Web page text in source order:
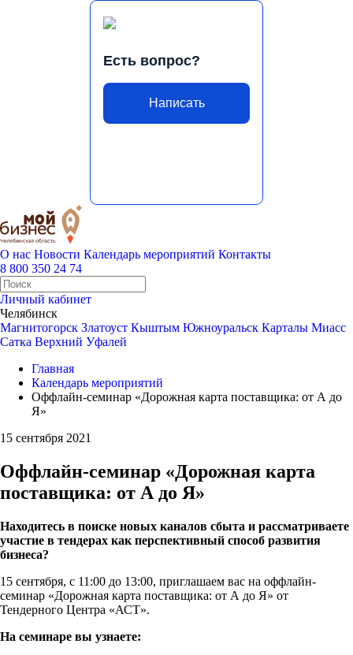
Есть вопрос?
Написать
О нас Новости Календарь мероприятий Контакты
8 800 350 24 74
Личный кабинет
Челябинск
Магнитогорск Златоуст Кыштым Южноуральск Карталы Миасс
Сатка Верхний Уфалей
Главная
Календарь мероприятий
Оффлайн-семинар «Дорожная карта поставщика: от А до
Я»
15 сентября 2021
Оффлайн-семинар «Дорожная карта
поставщика: от А до Я»
Находитесь в поиске новых каналов сбыта и рассматриваете
участие в тендерах как перспективный способ развития
бизнеса?
15 сентября, с 11:00 до 13:00, приглашаем вас на оффлайн-
семинар «Дорожная карта поставщика: от А до Я» от
Тендерного Центра «АСТ».
На семинаре вы узнаете: